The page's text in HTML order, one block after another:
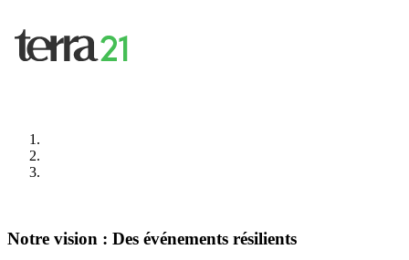
Notre vision : Des événements résilients